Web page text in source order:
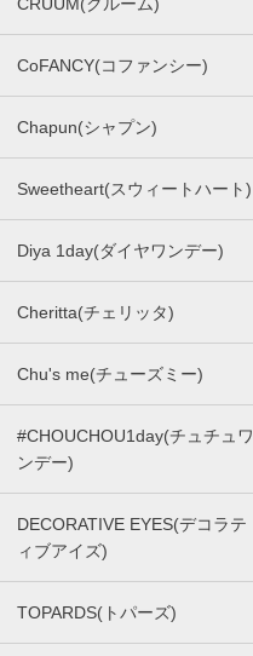
CoFANCY(コファンシー)
Chapun(シャプン)
Sweetheart(スウィートハート)
Diya 1day(ダイヤワンデー)
Cheritta(チェリッタ)
Chu's me(チューズミー)
#CHOUCHOU1day(チュチュワ
ンデー)
DECORATIVE EYES(デコラテ
ィブアイズ)
TOPARDS(トパーズ)